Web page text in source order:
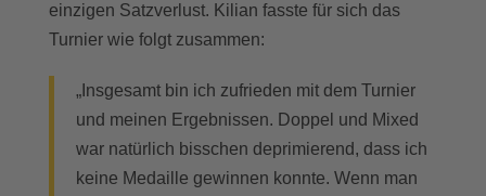
einzigen Satzverlust. Kilian fasste für sich das
Turnier wie folgt zusammen:
„Insgesamt bin ich zufrieden mit dem Turnier
und meinen Ergebnissen. Doppel und Mixed
war natürlich bisschen deprimierend, dass ich
keine Medaille gewinnen konnte. Wenn man